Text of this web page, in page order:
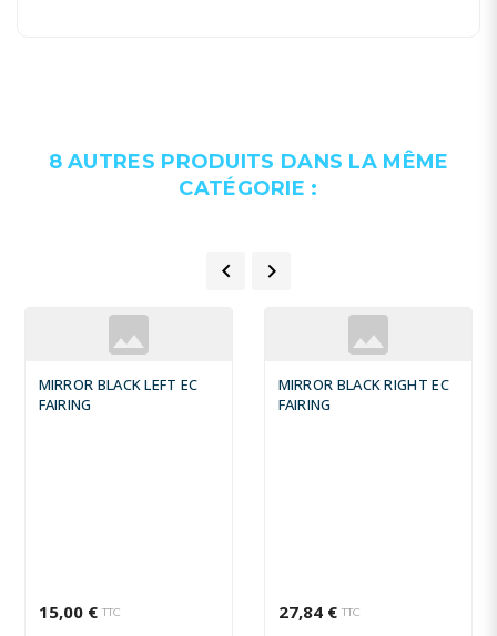
8 AUTRES PRODUITS DANS LA MÊME
CATÉGORIE :
 
MIRROR BLACK LEFT EC
FAIRING
15,00 € TTC
MIRROR BLACK RIGHT EC
FAIRING
27,84 € TTC